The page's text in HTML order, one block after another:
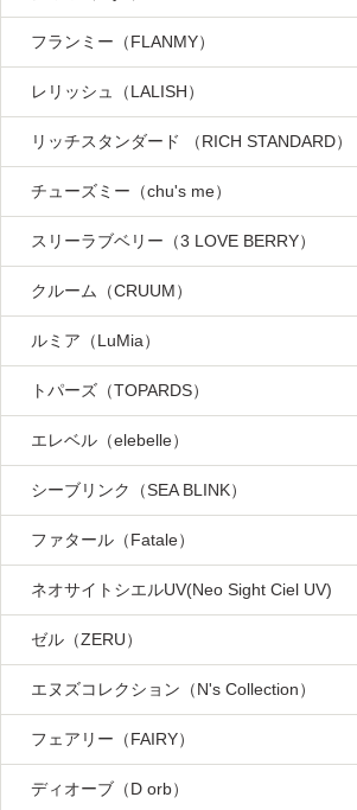
フランミー（FLANMY）
レリッシュ（LALISH）
リッチスタンダード （RICH STANDARD）
チューズミー（chu's me）
スリーラブベリー（3 LOVE BERRY）
クルーム（CRUUM）
ルミア（LuMia）
トパーズ（TOPARDS）
エレベル（elebelle）
シーブリンク（SEA BLINK）
ファタール（Fatale）
ネオサイトシエルUV(Neo Sight Ciel UV)
ゼル（ZERU）
エヌズコレクション（N's Collection）
フェアリー（FAIRY）
ディオーブ（D orb）